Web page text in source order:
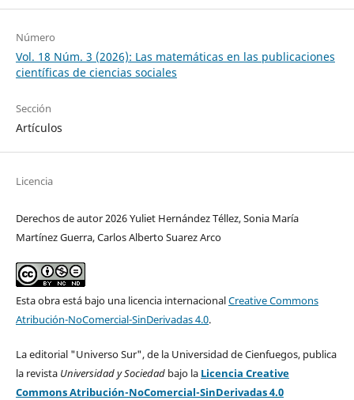
Número
Vol. 18 Núm. 3 (2026): Las matemáticas en las publicaciones
científicas de ciencias sociales
Sección
Artículos
Licencia
Derechos de autor 2026 Yuliet Hernández Téllez, Sonia María
Martínez Guerra, Carlos Alberto Suarez Arco
Esta obra está bajo una licencia internacionalCreative Commons
Atribución-NoComercial-SinDerivadas 4.0.
La editorial "Universo Sur", de la Universidad de Cienfuegos, publica
la revista Universidad y Sociedad bajo la Licencia Creative
Commons Atribución-NoComercial-SinDerivadas 4.0